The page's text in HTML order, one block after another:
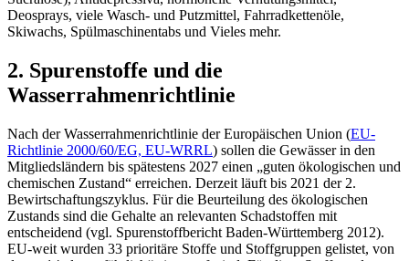
Deosprays, viele Wasch- und Putzmittel, Fahrradkettenöle,
Skiwachs, Spülmaschinentabs und Vieles mehr.
2. Spurenstoffe und die
Wasserrahmenrichtlinie
Nach der Wasserrahmenrichtlinie der Europäischen Union (EU-
Richtlinie 2000/60/EG, EU-WRRL) sollen die Gewässer in den
Mitgliedsländern bis spätestens 2027 einen „guten ökologischen und
chemischen Zustand“ erreichen. Derzeit läuft bis 2021 der 2.
Bewirtschaftungszyklus. Für die Beurteilung des ökologischen
Zustands sind die Gehalte an relevanten Schadstoffen mit
entscheidend (vgl. Spurenstoffbericht Baden-Württemberg 2012).
EU-weit wurden 33 prioritäre Stoffe und Stoffgruppen gelistet, von